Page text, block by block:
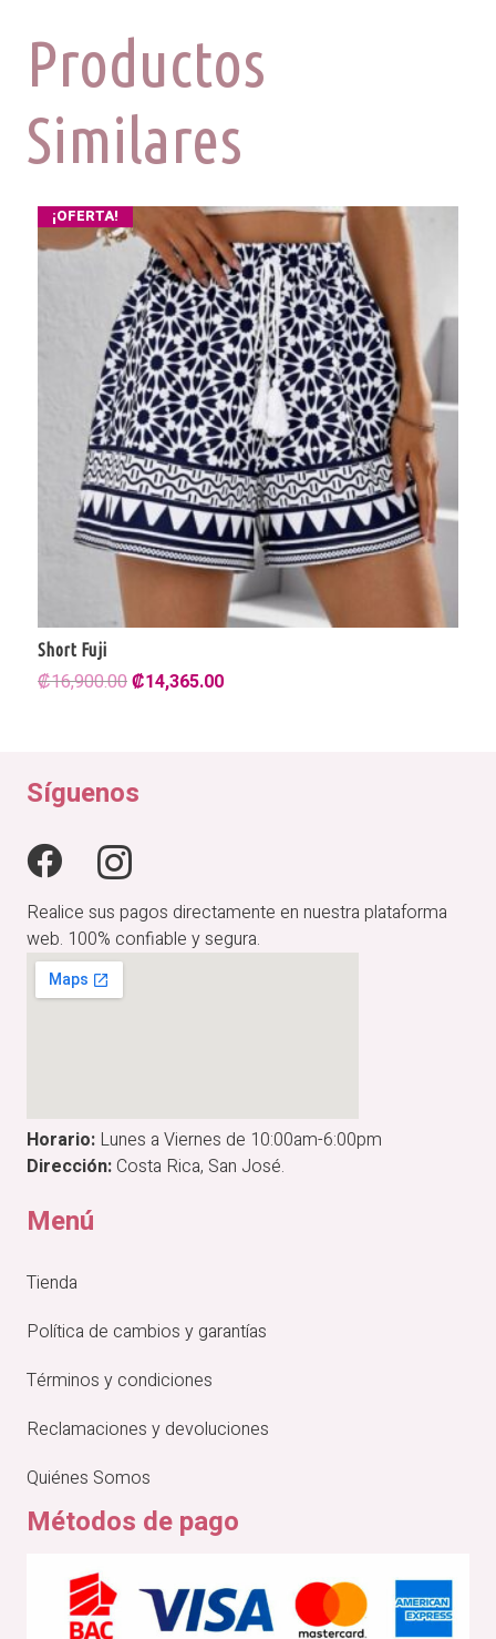
Productos
Similares
¡OFERTA!
Short Fuji
₡16,900.00El
₡16,900.00.
₡14,365.00El
Síguenos
Realice sus pagos directamente en nuestra plataforma
web. 100% confiable y segura.
Horario: Lunes a Viernes de 10:00am-6:00pm
Dirección:Costa Rica, San José.
Menú
Tienda
Política de cambios y garantías
Términos y condiciones
Reclamaciones y devoluciones
Quiénes Somos
Métodos de pago